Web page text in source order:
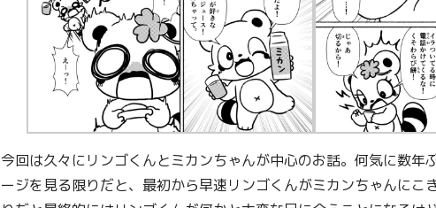
今回は久々にリンゴくんとミカンちゃんが中心のお話。何気に数年
ージを見る限りだと、最初から早速リンゴくんがミカンちゃんにこ